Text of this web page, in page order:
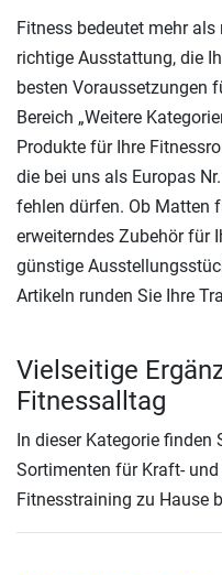
Fitness bedeutet mehr
richtige Ausstattung, die
besten Voraussetzungen
Bereich „Weitere
Produkte für Ihre
die bei uns als Europas
fehlen dürfen. Ob Matten
erweiterndes Zubehör für
günstige
Artikeln runden Sie Ihre
Vielseitige
Fitnessalltag
In dieser Kategorie finden
Sortimenten für Kraft-
Fitnesstraining zu Hause